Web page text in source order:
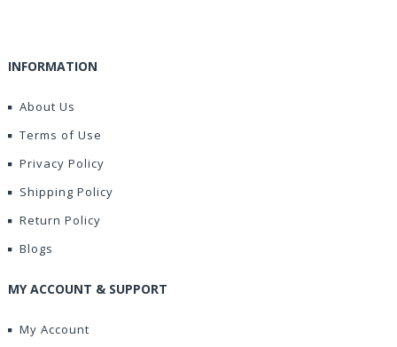
INFORMATION
About Us
Terms of Use
Privacy Policy
Shipping Policy
Return Policy
Blogs
MY ACCOUNT & SUPPORT
My Account